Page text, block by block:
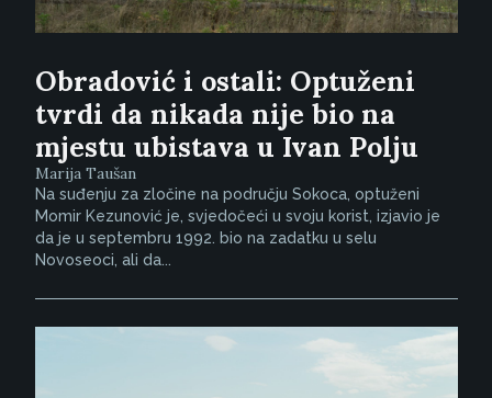
Obradović i ostali: Optuženi
tvrdi da nikada nije bio na
mjestu ubistava u Ivan Polju
Marija Taušan
Na suđenju za zločine na području Sokoca, optuženi
Momir Kezunović je, svjedočeći u svoju korist, izjavio je
da je u septembru 1992. bio na zadatku u selu
Novoseoci, ali da...